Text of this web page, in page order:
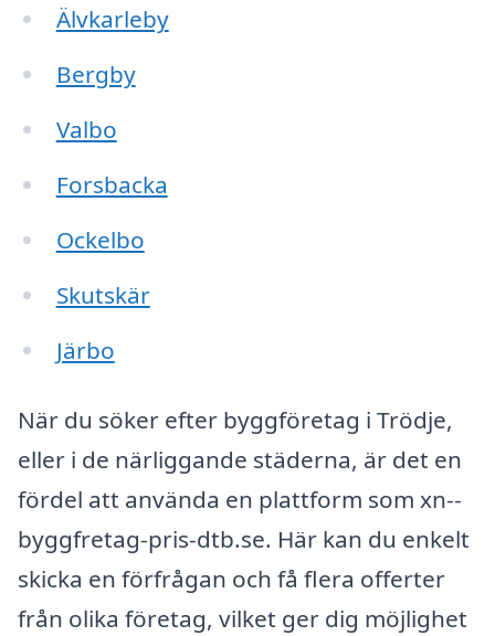
Älvkarleby
Bergby
Valbo
Forsbacka
Ockelbo
Skutskär
Järbo
När du söker efter byggföretag i Trödje,
eller i de närliggande städerna, är det en
fördel att använda en plattform som xn--
byggfretag-pris-dtb.se. Här kan du enkelt
skicka en förfrågan och få flera offerter
från olika företag, vilket ger dig möjlighet